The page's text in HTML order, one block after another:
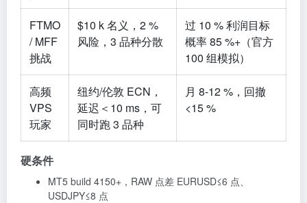
FTMO
/ MFF
挑战
$10 k 名义，2 %
风险，3 品种分散
过 10 % 利润目标
概率 85 %+（官方
100 组模拟）
高频
VPS
玩家
纽约/伦敦 ECN，
延迟＜10 ms，可
同时跑 3 品种
月 8-12 %，回撤
<15 %
硬条件
MT5 build 4150+，RAW 点差 EURUSD≤6 点、
USDJPY≤8 点